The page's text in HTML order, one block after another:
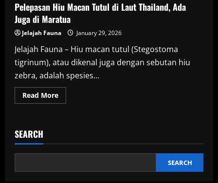
Pelepasan Hiu Macan Tutul di Laut Thailand, Ada
Juga di Maratua
Jelajah Fauna January 29, 2026
Jelajah Fauna – Hiu macan tutul (Stegostoma
tigrinum), atau dikenal juga dengan sebutan hiu
zebra, adalah spesies...
Read MoreRead
more
di
Thailand,
Juga
SEARCH
SEARCH